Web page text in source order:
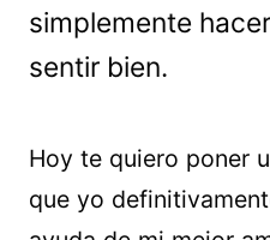
simplemente
sentir bien.
Hoy te quiero poner
que yo